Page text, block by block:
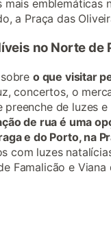
mais emblemáticas
a Praça das
no Norte de
o que visitar
concertos, o
preenche de luzes
de rua é uma
e do Porto, na
com luzes
Famalicão e